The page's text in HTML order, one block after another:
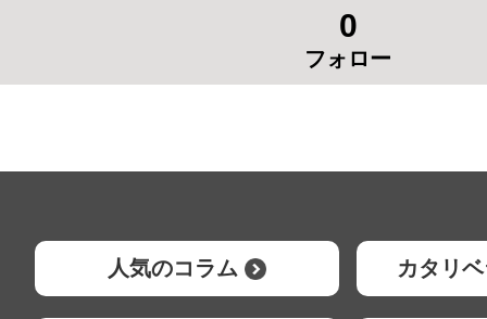
0
フォロー
人気のコラム カタリ